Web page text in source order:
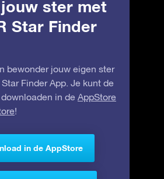
ster met
Star Finder
bewonder jouw eigen ster
Finder App. Je kunt de
downloaden in de AppStore
!
in de AppStore